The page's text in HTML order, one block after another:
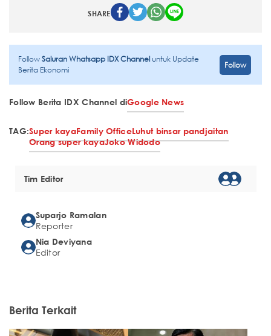
SHARE
FollowSaluran Whatsapp IDX Channeluntuk Update
Berita Ekonomi
Follow
Follow Berita IDX Channel diGoogle News
TAG:Super kayaFamily OfficeLuhut binsar pandjaitan
Orang super kayaJoko Widodo
Tim Editor
Suparjo Ramalan
Reporter
Nia Deviyana
Editor
Berita Terkait